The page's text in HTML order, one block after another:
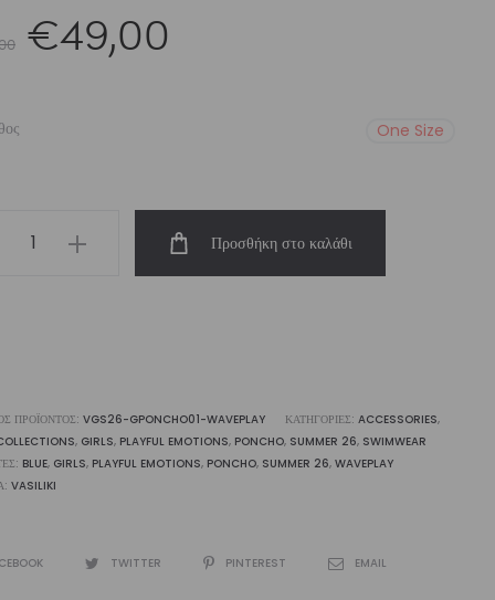
Original
€59,00.
€49,00
τιμή
είναι:
One Size
Προσθήκη στο καλάθι
ΠΡΟΪΌΝΤΟΣ: VGS26-GPONCHO01-WAVEPLAY ΚΑΤΗΓΟΡΊΕΣ: ACCESSORIES,
, GIRLS, PLAYFUL EMOTIONS, PONCHO, SUMMER 26, SWIMWEAR
BLUE, GIRLS, PLAYFUL EMOTIONS, PONCHO, SUMMER 26, WAVEPLAY
VASILIKI
TWITTER PINTEREST EMAIL